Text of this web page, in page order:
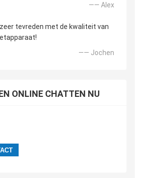
—— Alex
tevreden met de kwaliteit van
—— Jochen
ONLINE CHATTEN NU